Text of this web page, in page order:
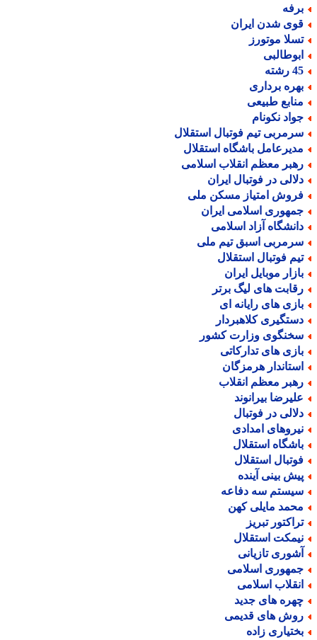
شدن ایران
موتورز
برداری
طبیعی
نکونام
تیم فوتبال استقلال
باشگاه استقلال
معظم انقلاب اسلامی
در فوتبال ایران
امتیاز مسکن ملی
اسلامی ایران
آزاد اسلامی
اسبق تیم ملی
فوتبال استقلال
موبایل ایران
های لیگ برتر
های رایانه ای
کلاهبردار
وزارت کشور
های تدارکاتی
هرمزگان
معظم انقلاب
بیرانوند
در فوتبال
امدادی
استقلال
استقلال
بینی آینده
سه دفاعه
مایلی کهن
تبریز
استقلال
تازیانی
اسلامی
اسلامی
های جدید
های قدیمی
زاده